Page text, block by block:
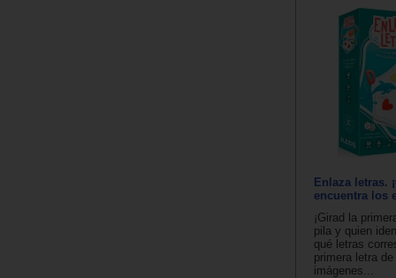
Enlaza letras.
encuentra los
¡Girad la
pila y quien
qué letras
primera letra
imágenes...